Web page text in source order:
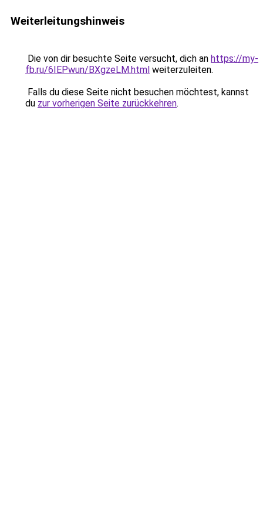
Weiterleitungshinweis
Die von dir besuchte Seite versucht, dich an https://my-
fb.ru/6IEPwun/BXgzeLM.html weiterzuleiten.
Falls du diese Seite nicht besuchen möchtest, kannst
du zur vorherigen Seite zurückkehren.